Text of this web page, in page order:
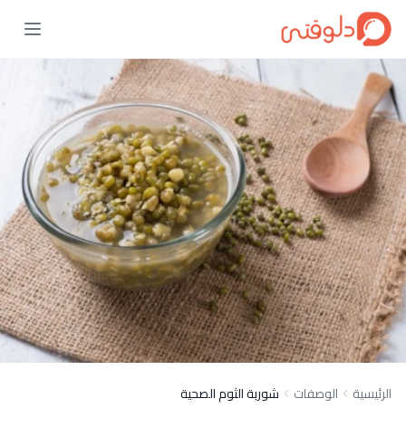
الرئيسية الوصفات شوربة الثوم الصحية